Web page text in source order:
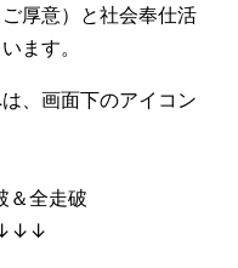
厚意）と社会奉仕活
ます。
、画面下のアイコン
＆全走破
↓↓↓